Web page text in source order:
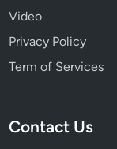
Video
Privacy Policy
Term of Services
Contact Us